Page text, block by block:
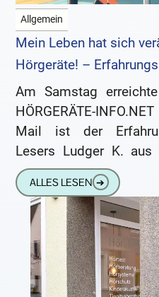
Allgemein
Mein Leben hat sich
Hörgeräte! –
Am Samstag
HÖRGERÄTE-
Mail ist der
Lesers Ludger K. aus
erstmals
beschreibt sehr
ALLES LESEN ➔